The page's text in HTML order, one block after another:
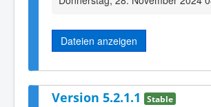
Dateien anzeigen
Version 5.2.1.1 Stable